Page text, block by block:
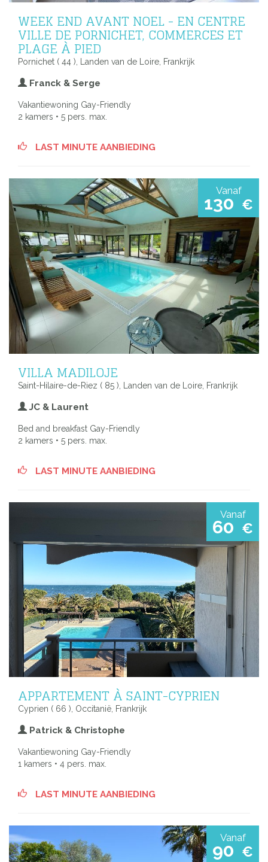
WEEK END AVANT NOEL - EN CENTRE
VILLE DE PORNICHET, COMMERCES ET
PLAGE À PIED
Pornichet ( 44 ), Landen van de Loire, Frankrijk
Franck & Serge
Vakantiewoning Gay-Friendly
2 kamers • 5 pers. max.
LAST MINUTE AANBIEDING
Vanaf
130 €
VILLA MADILOJE
Saint-Hilaire-de-Riez ( 85 ), Landen van de Loire, Frankrijk
JC & Laurent
Bed and breakfast Gay-Friendly
2 kamers • 5 pers. max.
LAST MINUTE AANBIEDING
Vanaf
60 €
APPARTEMENT À SAINT-CYPRIEN
Cyprien ( 66 ), Occitanië, Frankrijk
Patrick & Christophe
Vakantiewoning Gay-Friendly
1 kamers • 4 pers. max.
LAST MINUTE AANBIEDING
Vanaf
90 €